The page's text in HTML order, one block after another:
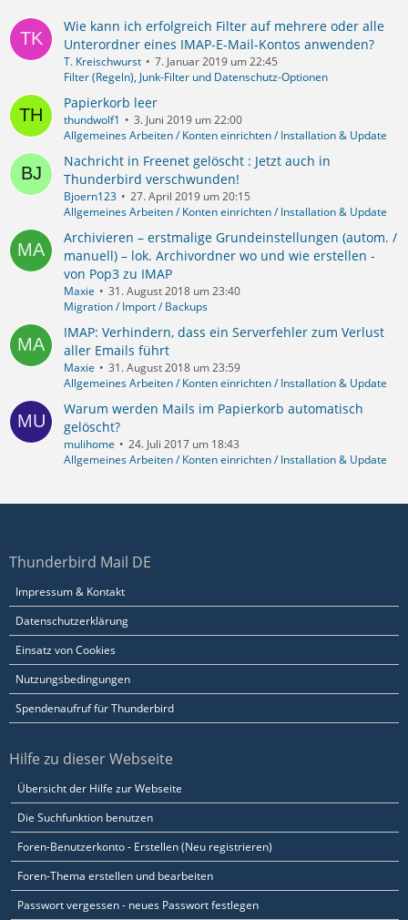
Wie kann ich erfolgreich Filter auf mehrere oder alle
Unterordner eines IMAP-E-Mail-Kontos anwenden?
T. Kreischwurst
7. Januar 2019 um 22:45
Filter (Regeln), Junk-Filter und Datenschutz-Optionen
Papierkorb leer
thundwolf1
3. Juni 2019 um 22:00
Allgemeines Arbeiten / Konten einrichten / Installation & Update
Nachricht in Freenet gelöscht : Jetzt auch in
Thunderbird verschwunden!
Bjoern123
27. April 2019 um 20:15
Allgemeines Arbeiten / Konten einrichten / Installation & Update
Archivieren – erstmalige Grundeinstellungen (autom. /
manuell) – lok. Archivordner wo und wie erstellen -
von Pop3 zu IMAP
Maxie
31. August 2018 um 23:40
Migration / Import / Backups
IMAP: Verhindern, dass ein Serverfehler zum Verlust
aller Emails führt
Maxie
31. August 2018 um 23:59
Allgemeines Arbeiten / Konten einrichten / Installation & Update
Warum werden Mails im Papierkorb automatisch
gelöscht?
mulihome
24. Juli 2017 um 18:43
Allgemeines Arbeiten / Konten einrichten / Installation & Update
Thunderbird Mail DE
Impressum & Kontakt
Datenschutzerklärung
Einsatz von Cookies
Nutzungsbedingungen
Spendenaufruf für Thunderbird
Hilfe zu dieser Webseite
Übersicht der Hilfe zur Webseite
Die Suchfunktion benutzen
Foren-Benutzerkonto - Erstellen (Neu registrieren)
Foren-Thema erstellen und bearbeiten
Passwort vergessen - neues Passwort festlegen